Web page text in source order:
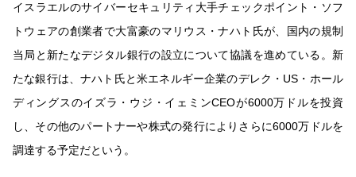
イスラエルのサイバーセキュリティ大手チェックポイント・ソフ
トウェアの創業者で大富豪のマリウス・ナハト氏が、国内の規制
当局と新たなデジタル銀行の設立について協議を進めている。新
たな銀行は、ナハト氏と米エネルギー企業のデレク・US・ホール
ディングスのイズラ・ウジ・イェミンCEOが6000万ドルを投資
し、その他のパートナーや株式の発行によりさらに6000万ドルを
調達する予定だという。